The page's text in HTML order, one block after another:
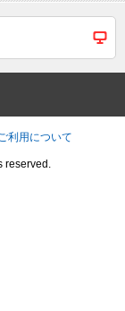
利用について
reserved.